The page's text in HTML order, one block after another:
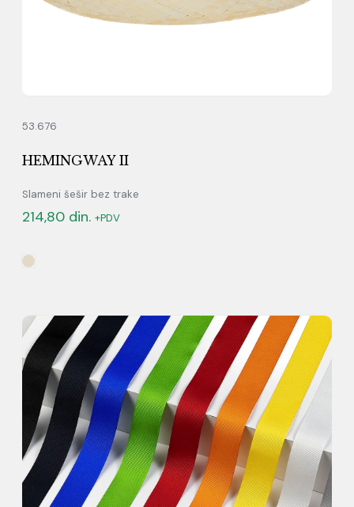
53.676
HEMINGWAY II
Slameni šešir bez trake
214,80 din. +PDV